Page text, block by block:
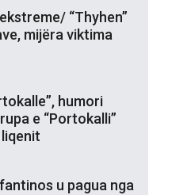
“Thyhen”
mijëra viktima
humori
e “Portokalli”
u pagua nga